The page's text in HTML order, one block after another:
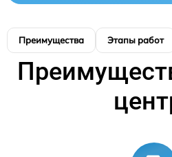
Преимущества Этапы работ